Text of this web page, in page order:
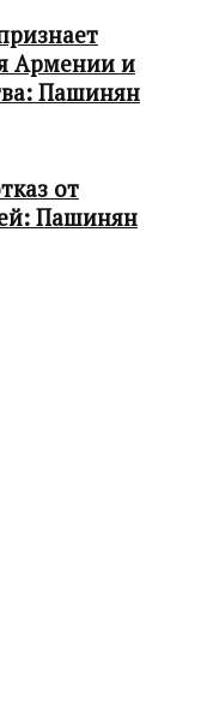
Армении и
Пашинян
от
Пашинян